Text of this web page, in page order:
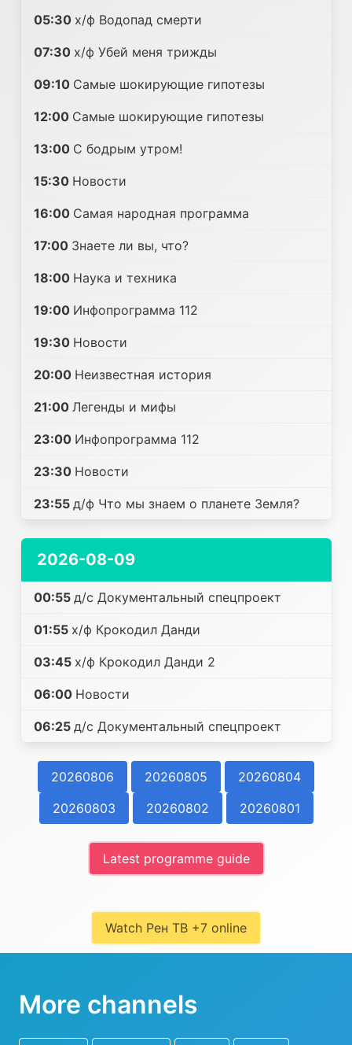
05:30 х/ф Водопад смерти
07:30 х/ф Убей меня трижды
09:10 Самые шoкиpующие гипотезы
12:00 Самые шoкиpующие гипотезы
13:00 С бодрым утром!
15:30 Новости
16:00 Самая народная программа
17:00 Знаете ли вы, что?
18:00 Наука и техника
19:00 Инфопрограмма 112
19:30 Новости
20:00 Неизвестная история
21:00 Легенды и мифы
23:00 Инфопрограмма 112
23:30 Новости
23:55 д/ф Что мы знаем о планете Земля?
2026-08-09
00:55 д/с Документальный спецпроект
01:55 х/ф Крокодил Данди
03:45 х/ф Крокодил Данди 2
06:00 Новости
06:25 д/с Документальный спецпроект
20260806 20260805
20260804
20260803
20260802 20260801
Latest programme guide
Watch Рен ТВ +7 online
More channels